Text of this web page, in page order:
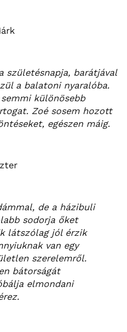
születésnapja, barátjával
a balatoni nyaralóba.
különösebb
Zoé sosem hozott
egészen máig.
de a házibuli
sodorja őket
látszólag jól érzik
van egy
szerelemről.
bátorságát
elmondani